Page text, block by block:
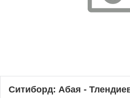
Ситиборд: Абая -